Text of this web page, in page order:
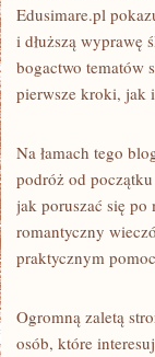
Edusimare.pl
i dłuższą wyprawę
bogactwo tematów
pierwsze kroki, jak
Na łamach tego
podróż od
jak poruszać się po
romantyczny
praktycznym
Ogromną zaletą
osób, które